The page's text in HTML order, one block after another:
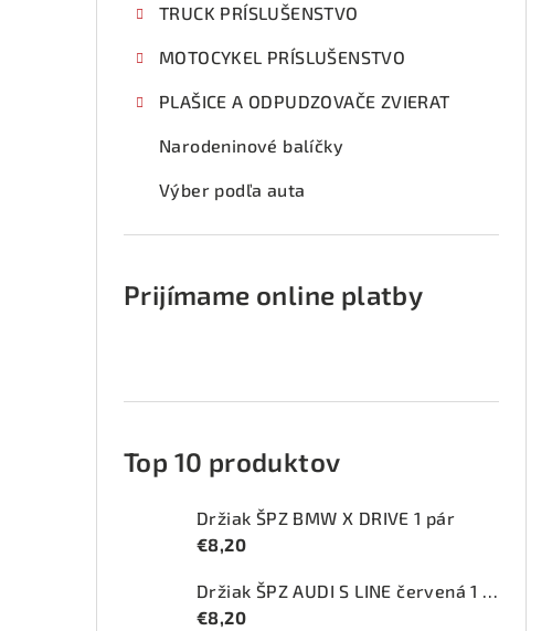
TRUCK PRÍSLUŠENSTVO
MOTOCYKEL PRÍSLUŠENSTVO
PLAŠICE A ODPUDZOVAČE ZVIERAT
Narodeninové balíčky
Výber podľa auta
Prijímame online platby
Top 10 produktov
Držiak ŠPZ BMW X DRIVE 1 pár
€8,20
Držiak ŠPZ AUDI S LINE červená 1 pár
€8,20